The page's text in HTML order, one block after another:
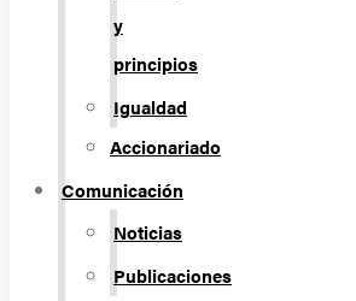
y
principios
Igualdad
Accionariado
Comunicación
Noticias
Publicaciones